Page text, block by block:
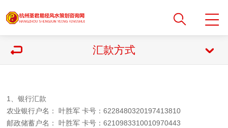
汇款方式
1、银行汇款
农业银行户名： 叶胜军 卡号：6228480320197413810
邮政储蓄户名： 叶胜军 卡号：6210983310010970443